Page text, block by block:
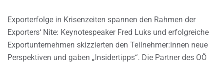
Exporterfolge in Krisenzeiten spannen den Rahmen der
Exporters‘ Nite: Keynotespeaker Fred Luks und erfolgreiche
Exportunternehmen skizzierten den Teilnehmer:innen neue
Perspektiven und gaben „Insidertipps“. Die Partner des OÖ